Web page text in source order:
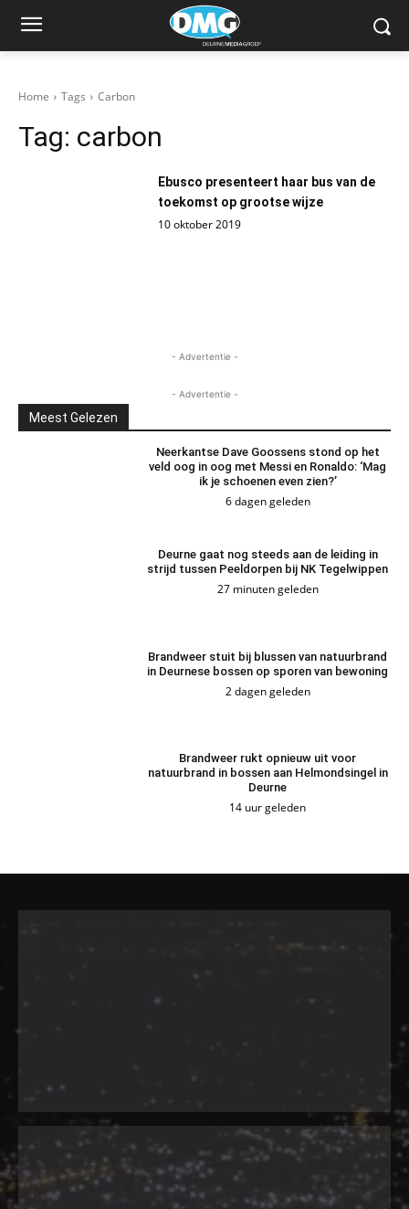
Home Tags Carbon
Tag: carbon
Ebusco presenteert haar bus van de
toekomst op grootse wijze
10 oktober 2019
- Advertentie -
- Advertentie -
Meest Gelezen
Neerkantse Dave Goossens stond op het
veld oog in oog met Messi en Ronaldo: ‘Mag
ik je schoenen even zien?’
6 dagen geleden
Deurne gaat nog steeds aan de leiding in
strijd tussen Peeldorpen bij NK Tegelwippen
27 minuten geleden
Brandweer stuit bij blussen van natuurbrand
in Deurnese bossen op sporen van bewoning
2 dagen geleden
Brandweer rukt opnieuw uit voor
natuurbrand in bossen aan Helmondsingel in
Deurne
14 uur geleden